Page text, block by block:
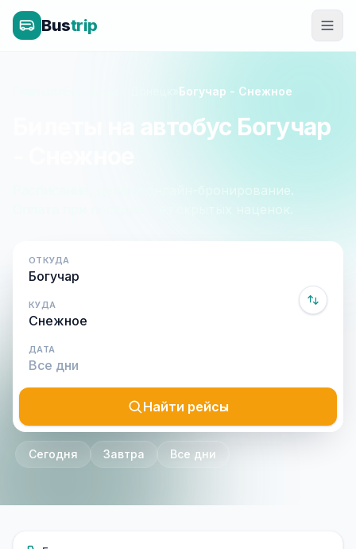
Bustrip
Богучар - Снежное
Билеты на автобус Богучар
Расписание, цены и онлайн-бронирование.
Оплата при посадке, без скрытых наценок.
ОТКУДА
КУДА
ДАТА
Найти рейсы
Сегодня Завтра Все дни